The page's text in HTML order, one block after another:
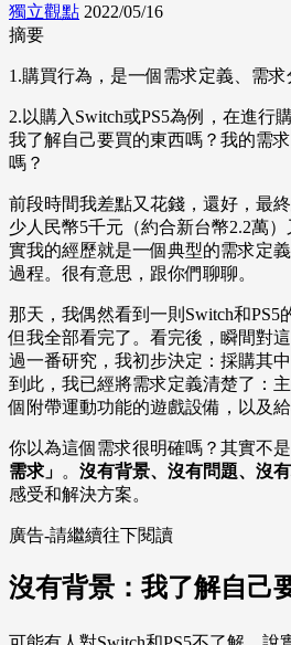
獨立觀點 2022/05/16
摘要
1.購買行為，是一個需求定義、需求
2.以購入Switch或PS5為例，在進行
我了解自己要買的東西嗎？我的需
嗎？
前段時間我差點又花錢，還好，最
少人民幣5千元（約合新台幣2.2萬
實我的經歷就是一個典型的需求定
過程。很有意思，跟你們聊聊。
那天，我偶然看到一則Switch和PS5
但我全部看完了。看完後，瞬間對
過一番研究，我初步決定：採購其
到此，我已經將需求定義清楚了：
個附帶運動功能的遊戲設備，以及
你以為這個需求很明確嗎？其實不
需求」 。 沒有背景、沒有問題、沒
感受和解決方案。
廣告-請繼續往下閱讀
沒有背景：我了解自己